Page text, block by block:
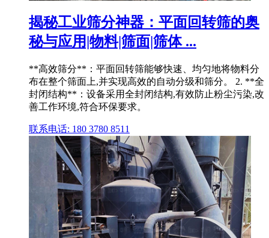
揭秘工业筛分神器：平面回转筛的奥
秘与应用|物料|筛面|筛体 ...
**高效筛分**：平面回转筛能够快速、均匀地将物料分
布在整个筛面上,并实现高效的自动分级和筛分。 2. **全
封闭结构**：设备采用全封闭结构,有效防止粉尘污染,改
善工作环境,符合环保要求。
联系电话: 180 3780 8511